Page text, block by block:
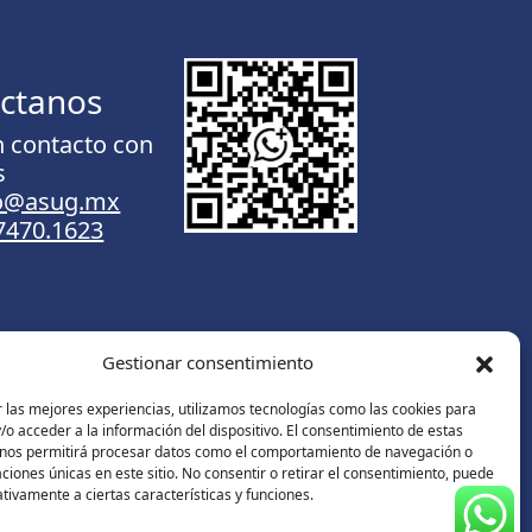
Gestionar consentimiento
las mejores experiencias, utilizamos tecnologías como las cookies para
acceder a la información del dispositivo. El consentimiento de estas
permitirá procesar datos como el comportamiento de navegación o
únicas en este sitio. No consentir o retirar el consentimiento, puede
a ciertas características y funciones.
contacto con
Contáctanos